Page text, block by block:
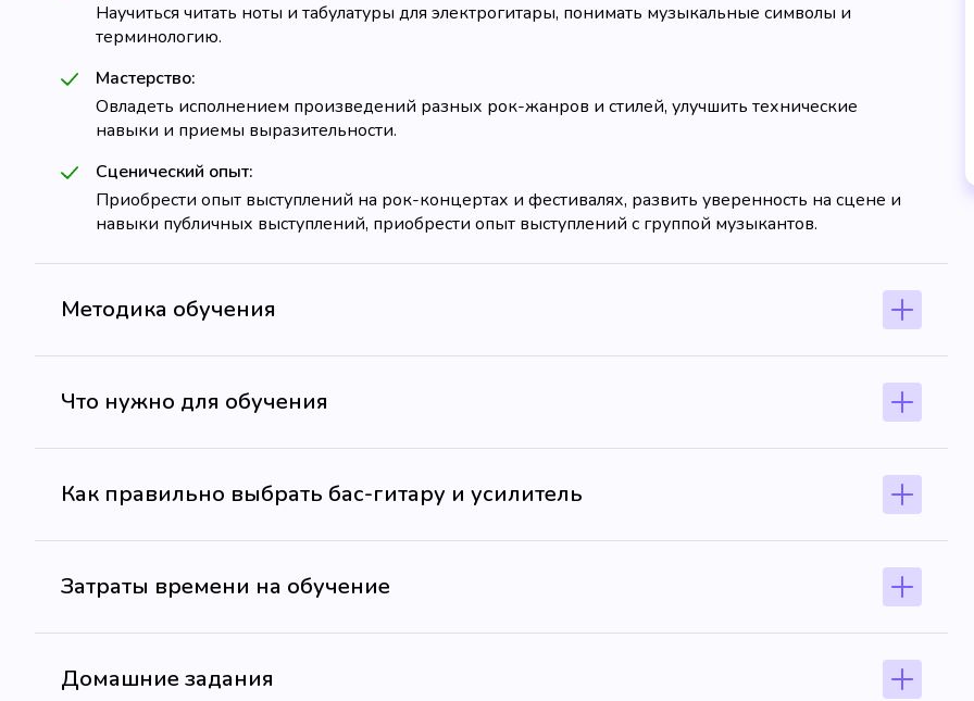
Научиться читать ноты и табулатуры для электрогитары, понимать музыкальные символы и
терминологию.
Мастерство:
Овладеть исполнением произведений разных рок-жанров и стилей, улучшить технические
навыки и приемы выразительности.
Сценический опыт:
Приобрести опыт выступлений на рок-концертах и фестивалях, развить уверенность на сцене и
навыки публичных выступлений, приобрести опыт выступлений с группой музыкантов.
Методика обучения
Что нужно для обучения
Как правильно выбрать бас-гитару и усилитель
Затраты времени на обучение
Домашние задания